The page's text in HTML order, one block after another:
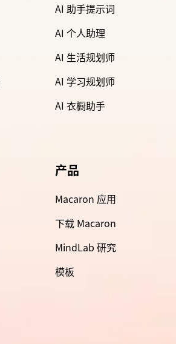
AI 助手提示词
AI 个人助理
AI 生活规划师
AI 学习规划师
AI 衣橱助手
产品
Macaron 应用
下载 Macaron
MindLab 研究
模板